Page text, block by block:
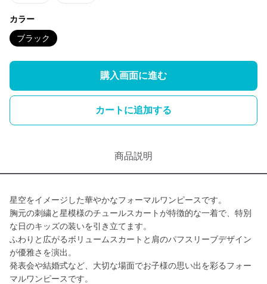
カラー
ブラック
購入画面に進む
カートに追加する
商品説明
星空をイメージした華やかなフォーマルワンピースです。
胸元の刺繍と星模様のチュールスカートが特徴的な一着で、特別
な日のキッズの装いを引き立てます。
ふわりと広がるボリュームスカートと肩のパフスリーブデザイン
が優雅さを演出。
発表会や結婚式など、大切な場面でお子様の思い出を彩るフォー
マルワンピースです。